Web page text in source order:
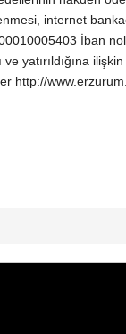
internet
İban
ve yatırıldığına
http://